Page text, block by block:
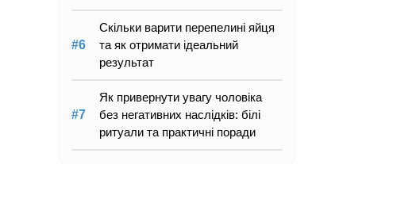
Скільки варити перепелині яйця
та як отримати ідеальний
результат
Як привернути увагу чоловіка
без негативних наслідків: білі
ритуали та практичні поради